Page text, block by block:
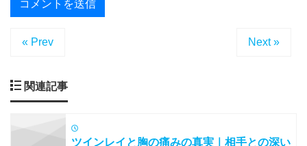
« Prev Next »
関連記事
ツインレイと胸の痛みの真実｜相手との深い